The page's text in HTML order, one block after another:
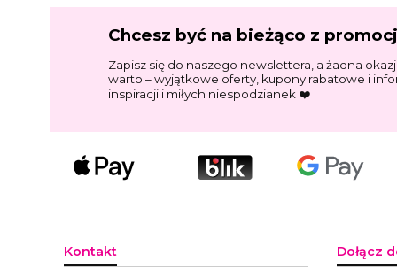
Chcesz być na bieżąco z
Zapisz się do naszego newslettera, a żadna
warto – wyjątkowe oferty, kupony rabatowe i
inspiracji i miłych niespodzianek ❤️
Kontakt Dołącz